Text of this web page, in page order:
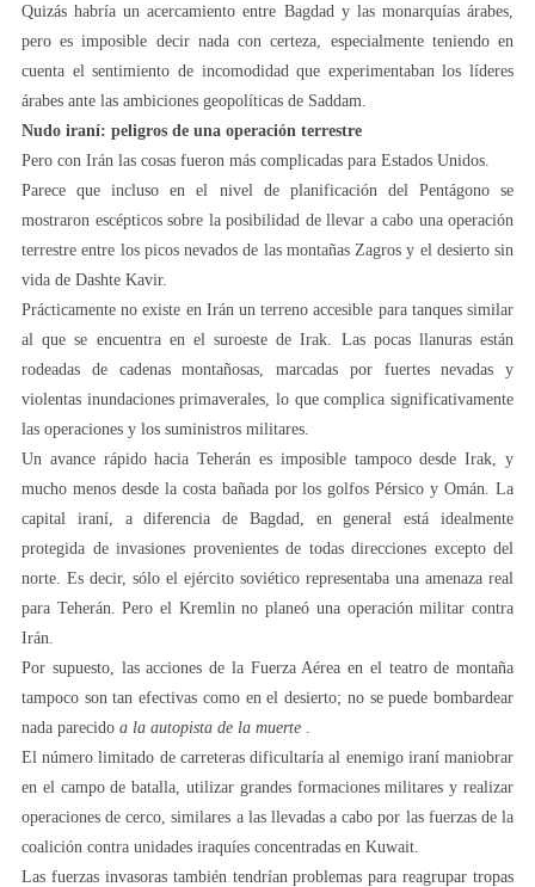
Quizás habría un acercamiento entre Bagdad y las monarquías árabes,
pero es imposible decir nada con certeza, especialmente teniendo en
cuenta el sentimiento de incomodidad que experimentaban los líderes
árabes ante las ambiciones geopolíticas de Saddam.
Nudo iraní: peligros de una operación terrestre
Pero con Irán las cosas fueron más complicadas para Estados Unidos.
Parece que incluso en el nivel de planificación del Pentágono se
mostraron escépticos sobre la posibilidad de llevar a cabo una operación
terrestre entre los picos nevados de las montañas Zagros y el desierto sin
vida de Dashte Kavir.
Prácticamente no existe en Irán un terreno accesible para tanques similar
al que se encuentra en el suroeste de Irak. Las pocas llanuras están
rodeadas de cadenas montañosas, marcadas por fuertes nevadas y
violentas inundaciones primaverales, lo que complica significativamente
las operaciones y los suministros militares.
Un avance rápido hacia Teherán es imposible tampoco desde Irak, y
mucho menos desde la costa bañada por los golfos Pérsico y Omán. La
capital iraní, a diferencia de Bagdad, en general está idealmente
protegida de invasiones provenientes de todas direcciones excepto del
norte. Es decir, sólo el ejército soviético representaba una amenaza real
para Teherán. Pero el Kremlin no planeó una operación militar contra
Irán.
Por supuesto, las acciones de la Fuerza Aérea en el teatro de montaña
tampoco son tan efectivas como en el desierto; no se puede bombardear
nada parecido a la autopista de la muerte
El número limitado de carreteras dificultaría al enemigo iraní maniobrar
en el campo de batalla, utilizar grandes formaciones militares y realizar
operaciones de cerco, similares a las llevadas a cabo por las fuerzas de la
coalición contra unidades iraquíes concentradas en Kuwait.
Las fuerzas invasoras también tendrían problemas para reagrupar tropas